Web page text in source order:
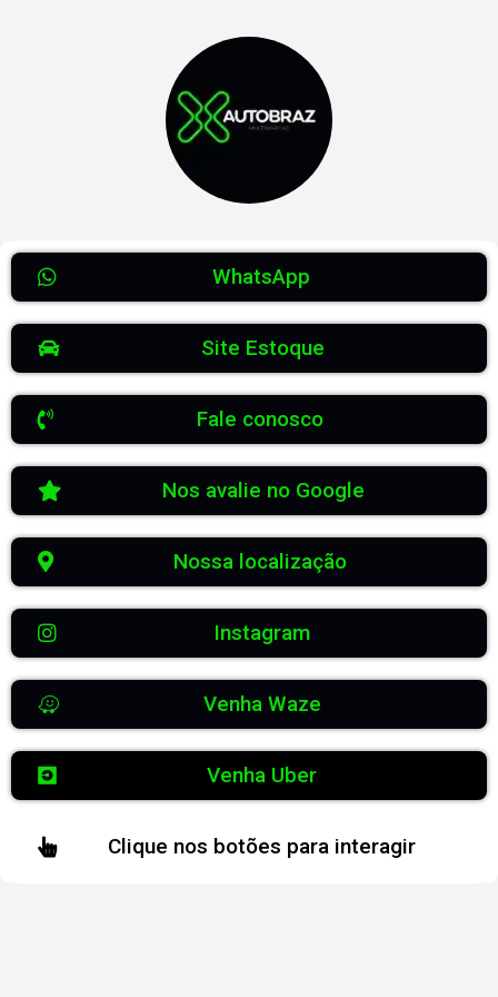
WhatsApp
Site Estoque
Fale conosco
Nos avalie no Google
Nossa localização
Instagram
Venha Waze
Venha Uber
Clique nos botões para interagir